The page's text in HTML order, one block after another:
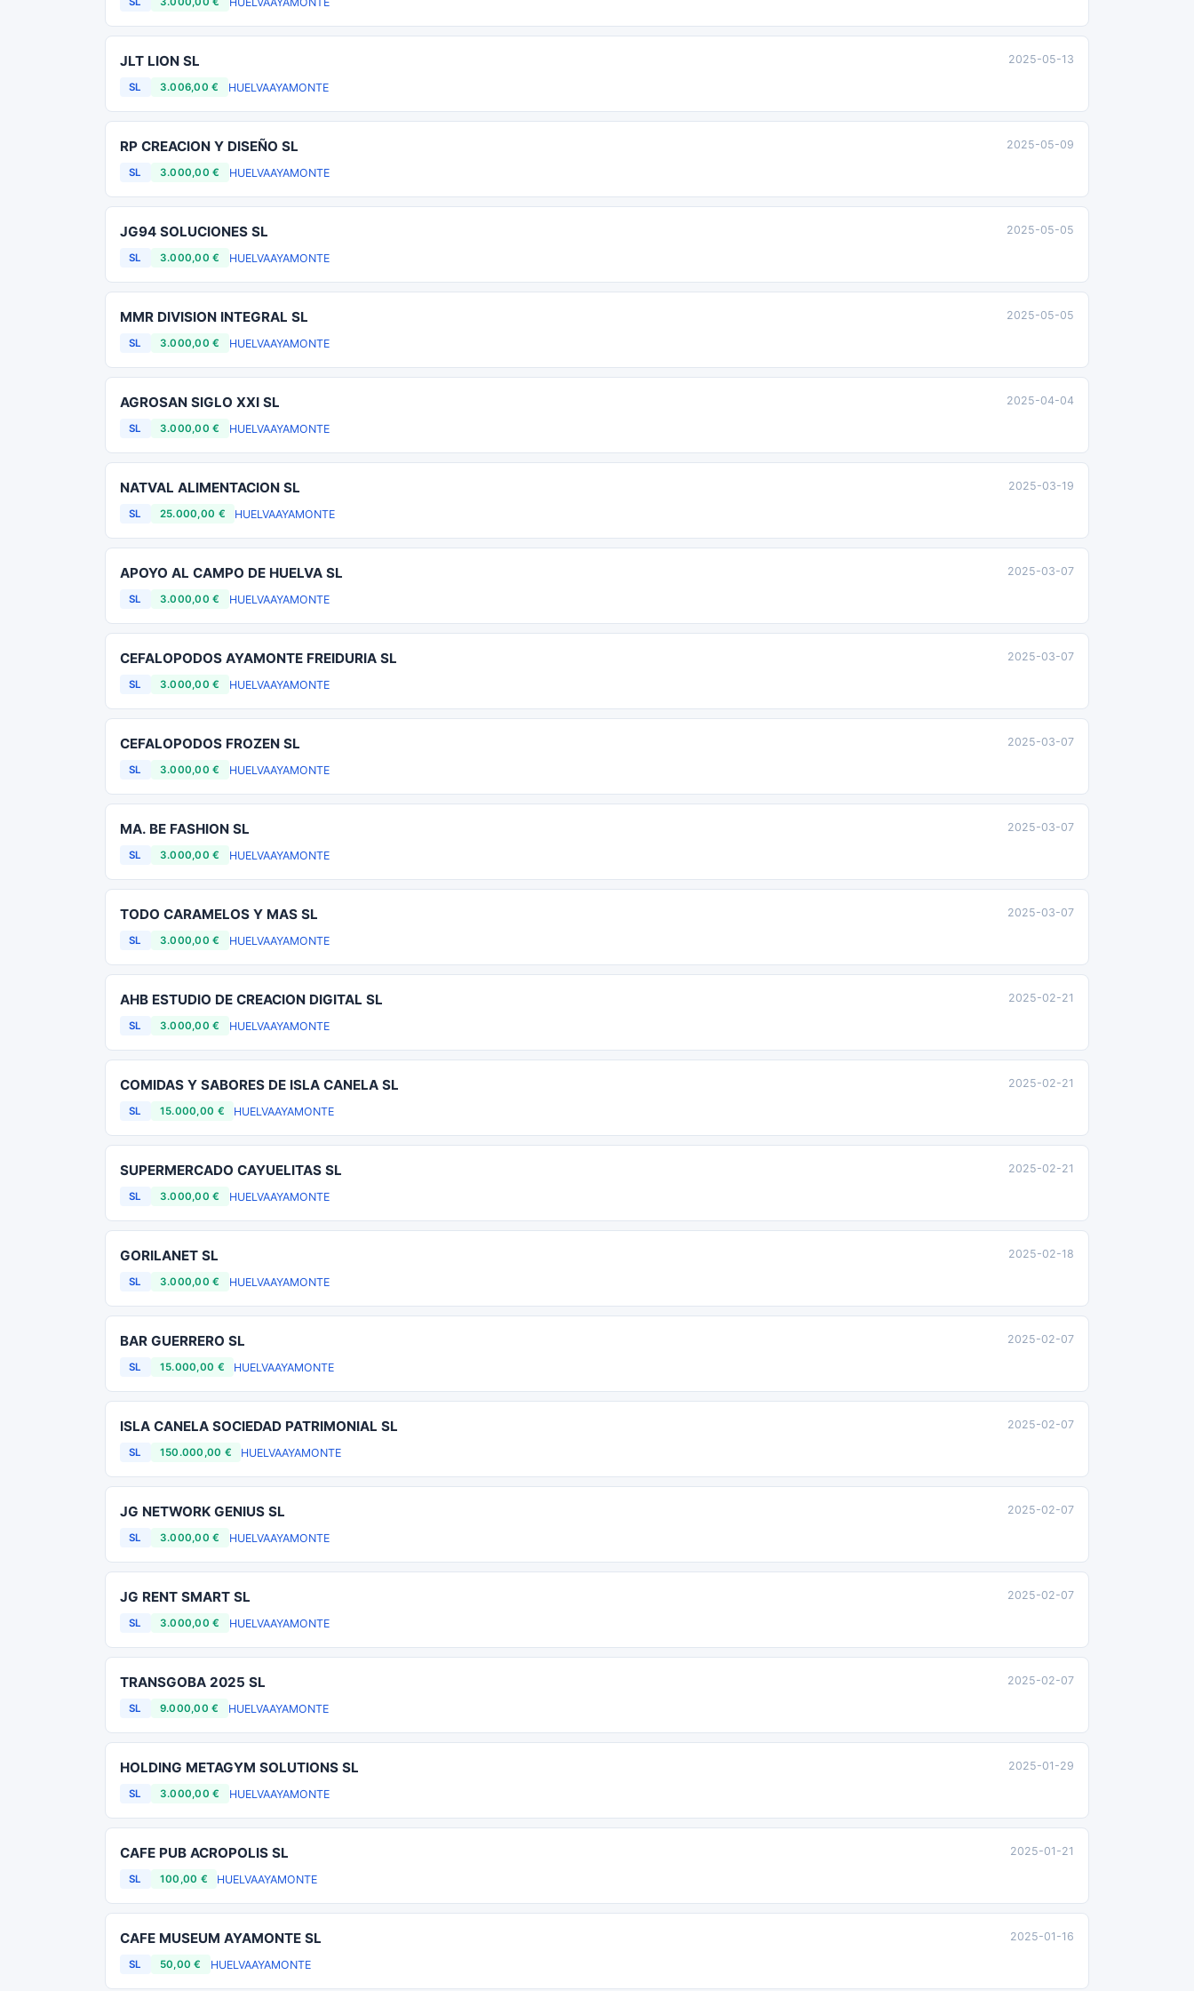
JLT LION SL
SL 3.006,00 € HUELVAAYAMONTE
2025-05-13
RP CREACION Y DISEÑO SL
SL 3.000,00 € HUELVAAYAMONTE
2025-05-09
JG94 SOLUCIONES SL
SL 3.000,00 € HUELVAAYAMONTE
2025-05-05
MMR DIVISION INTEGRAL SL
SL 3.000,00 € HUELVAAYAMONTE
2025-05-05
AGROSAN SIGLO XXI SL
SL 3.000,00 € HUELVAAYAMONTE
2025-04-04
NATVAL ALIMENTACION SL
SL 25.000,00 € HUELVAAYAMONTE
2025-03-19
APOYO AL CAMPO DE HUELVA SL
SL 3.000,00 € HUELVAAYAMONTE
2025-03-07
CEFALOPODOS AYAMONTE FREIDURIA SL
SL 3.000,00 € HUELVAAYAMONTE
2025-03-07
CEFALOPODOS FROZEN SL
SL 3.000,00 € HUELVAAYAMONTE
2025-03-07
MA. BE FASHION SL
SL 3.000,00 € HUELVAAYAMONTE
2025-03-07
TODO CARAMELOS Y MAS SL
SL 3.000,00 € HUELVAAYAMONTE
2025-03-07
AHB ESTUDIO DE CREACION DIGITAL SL
SL 3.000,00 € HUELVAAYAMONTE
2025-02-21
COMIDAS Y SABORES DE ISLA CANELA SL
SL 15.000,00 € HUELVAAYAMONTE
2025-02-21
SUPERMERCADO CAYUELITAS SL
SL 3.000,00 € HUELVAAYAMONTE
2025-02-21
GORILANET SL
SL 3.000,00 € HUELVAAYAMONTE
2025-02-18
BAR GUERRERO SL
SL 15.000,00 € HUELVAAYAMONTE
2025-02-07
ISLA CANELA SOCIEDAD PATRIMONIAL SL
SL 150.000,00 € HUELVAAYAMONTE
2025-02-07
JG NETWORK GENIUS SL
SL 3.000,00 € HUELVAAYAMONTE
2025-02-07
JG RENT SMART SL
SL 3.000,00 € HUELVAAYAMONTE
2025-02-07
TRANSGOBA 2025 SL
SL 9.000,00 € HUELVAAYAMONTE
2025-02-07
HOLDING METAGYM SOLUTIONS SL
SL 3.000,00 € HUELVAAYAMONTE
2025-01-29
CAFE PUB ACROPOLIS SL
SL 100,00 € HUELVAAYAMONTE
2025-01-21
CAFE MUSEUM AYAMONTE SL
SL 50,00 € HUELVAAYAMONTE
2025-01-16